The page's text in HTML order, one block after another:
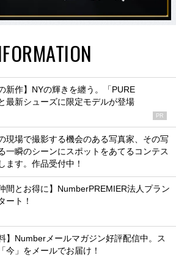
新作】NYの輝きを纏う。「PURE
最新シューズに限定モデルが登場
PR
現場で撮影する機会のある写真家、その写
一瞬のシーンにスポットをあてるコンテス
ます。作品受付中！
間とお得に】NumberPREMIER法人プラン
ート！
】Numberメールマガジン好評配信中。ス
今」をメールでお届け！